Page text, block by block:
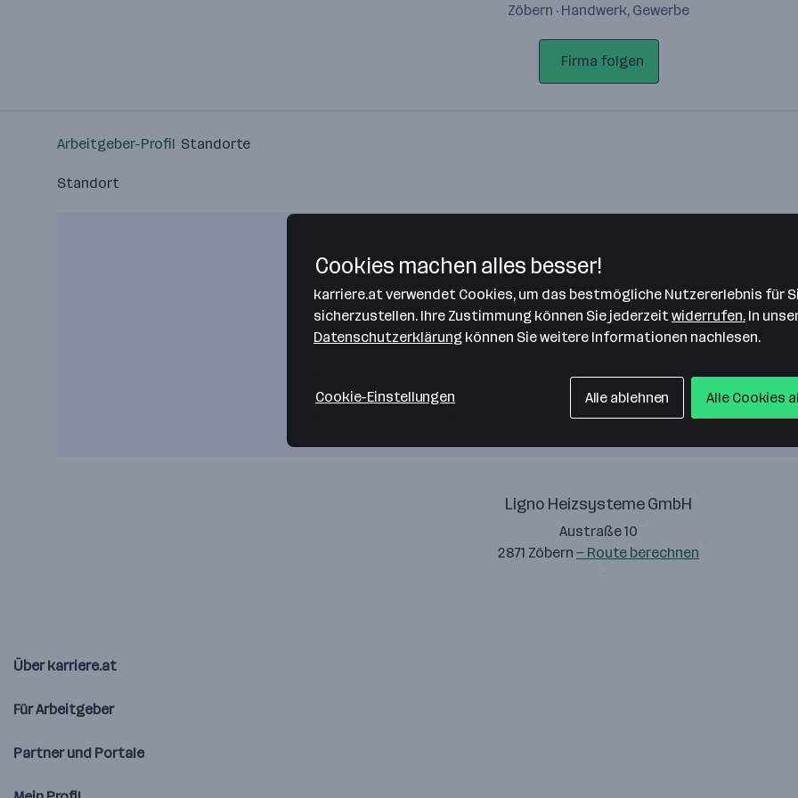
Zöbern · Handwerk, Gewerbe
Firma folgen
Arbeitgeber-Profil Standorte
Standort
Bitte stimme unseren Cookie-
Richtlinien zu, um diese Karte
anzuzeigen.
Zustimmung geben
Ligno Heizsysteme GmbH
Austraße 10
2871 Zöbern — Route berechnen
Über karriere.at
Für Arbeitgeber
Partner und Portale
Cookies machen alles besser!
karriere.at verwendet Cookies, um das bestmögliche Nutzererlebnis für
sicherzustellen. Ihre Zustimmung können Sie jederzeit widerrufen. In
Datenschutzerklärung können Sie weitere Informationen nachlesen.
Cookie-Einstellungen Alle ablehnen Alle Cookies